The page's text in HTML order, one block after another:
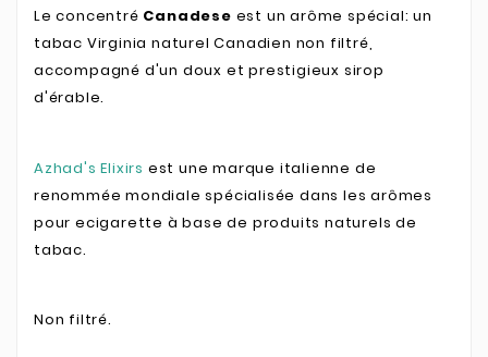
Le concentré Canadese est un arôme spécial: un
tabac Virginia naturel Canadien non filtré,
accompagné d'un doux et prestigieux sirop
d'érable.
Azhad's Elixirs est une marque italienne de
renommée mondiale spécialisée dans les arômes
pour ecigarette à base de produits naturels de
tabac.
Non filtré.